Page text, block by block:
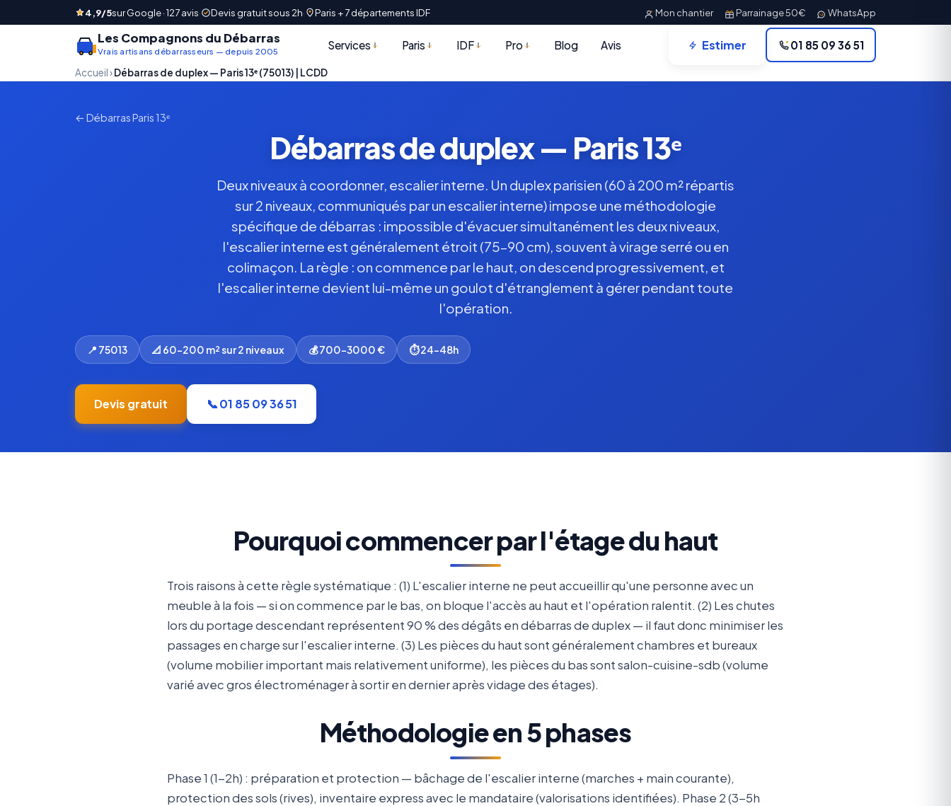
4,9/5sur Google · 127 avis· Devis gratuit sous 2h· Paris + 7 départements IDF Mon chantier Parrainage 50€ WhatsApp
Les Compagnons du Débarras
Vrais artisans débarrasseurs — depuis 2005 Services Paris IDF Pro Blog Avis Estimer 01 85 09 36 51
Accueil›Débarras de duplex — Paris 13ᵉ (75013) | LCDD
← Débarras Paris 13ᵉ
Débarras de duplex — Paris 13ᵉ
Deux niveaux à coordonner, escalier interne. Un duplex parisien (60 à 200 m² répartis
sur 2 niveaux, communiqués par un escalier interne) impose une méthodologie
spécifique de débarras : impossible d'évacuer simultanément les deux niveaux,
l'escalier interne est généralement étroit (75-90 cm), souvent à virage serré ou en
colimaçon. La règle : on commence par le haut, on descend progressivement, et
l'escalier interne devient lui-même un goulot d'étranglement à gérer pendant toute
l'opération.
📍 75013 📐 60-200 m² sur 2 niveaux 💰 700-3000 € ⏱ 24-48h
Devis gratuit 📞 01 85 09 36 51
Pourquoi commencer par l'étage du haut
Trois raisons à cette règle systématique : (1) L'escalier interne ne peut accueillir qu'une personne avec un
meuble à la fois — si on commence par le bas, on bloque l'accès au haut et l'opération ralentit. (2) Les chutes
lors du portage descendant représentent 90 % des dégâts en débarras de duplex — il faut donc minimiser les
passages en charge sur l'escalier interne. (3) Les pièces du haut sont généralement chambres et bureaux
(volume mobilier important mais relativement uniforme), les pièces du bas sont salon-cuisine-sdb (volume
varié avec gros électroménager à sortir en dernier après vidage des étages).
Méthodologie en 5 phases
Phase 1 (1-2h) : préparation et protection — bâchage de l'escalier interne (marches + main courante),
protection des sols (rives), inventaire express avec le mandataire (valorisations identifiées). Phase 2 (3-5h